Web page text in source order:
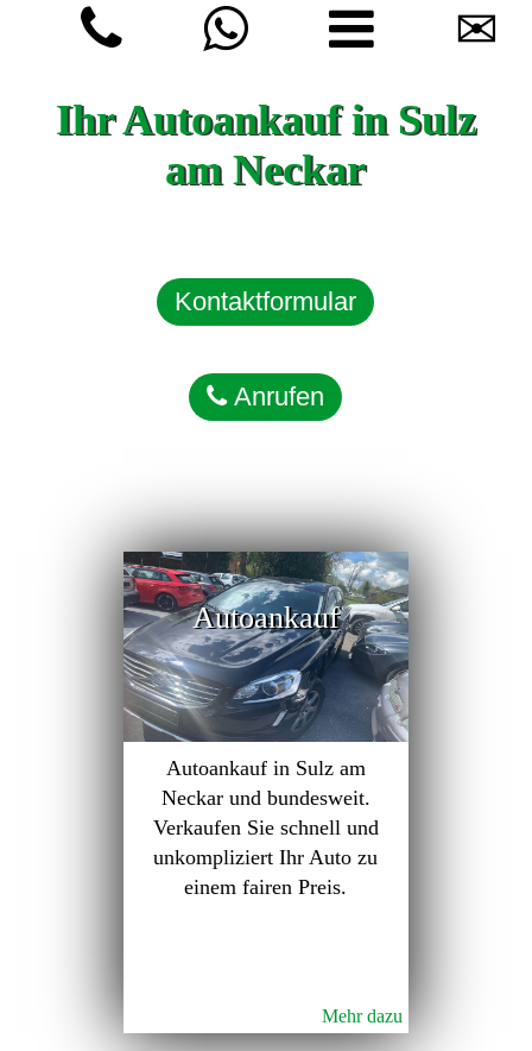
✉
Ihr Autoankauf in Sulz
am Neckar
Kontaktformular
Anrufen
Autoankauf
Autoankauf in Sulz am
Neckar und bundesweit.
Verkaufen Sie schnell und
unkompliziert Ihr Auto zu
einem fairen Preis.
Mehr dazu